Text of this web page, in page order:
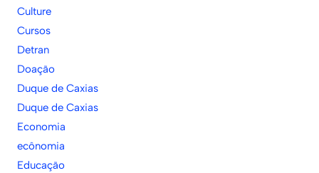
Culture
Cursos
Detran
Doação
Duque de Caxias
Duque de Caxias
Economia
ecônomia
Educação